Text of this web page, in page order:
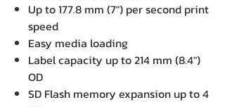
Up to 177.8 mm (7") per second print
speed
Easy media loading
Label capacity up to 214 mm (8.4")
OD
SD Flash memory expansion up to 4